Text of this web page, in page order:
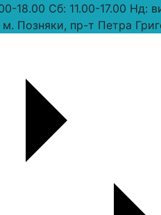
18.00 Сб: 11.00-17.00 Нд:
м. Позняки, пр-т Петра